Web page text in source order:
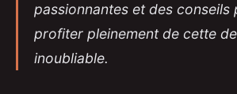
passionnantes et des conseils
profiter pleinement de cette
inoubliable.